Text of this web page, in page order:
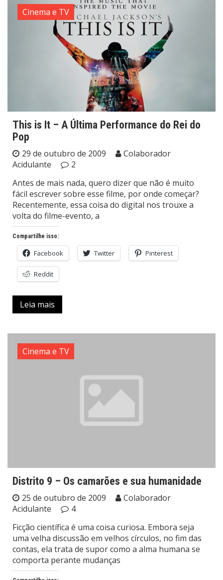
Cinema e TV
This is It – A Última Performance do Rei do
Pop
29 de outubro de 2009
Colaborador
Acidulante
2
Antes de mais nada, quero dizer que não é muito
fácil escrever sobre esse filme, por onde começar?
Recentemente, essa coisa do digital nos trouxe a
volta do filme-evento, a
Compartilhe isso:
Facebook Twitter Pinterest
Reddit
Leia mais
Cinema e TV
Distrito 9 – Os camarões e sua humanidade
25 de outubro de 2009
Colaborador
Acidulante
4
Ficção científica é uma coisa curiosa. Embora seja
uma velha discussão em velhos círculos, no fim das
contas, ela trata de supor como a alma humana se
comporta perante mudanças